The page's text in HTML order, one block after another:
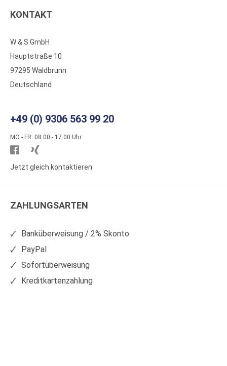
KONTAKT
W & S GmbH
Hauptstraße 10
97295 Waldbrunn
Deutschland
+49 (0) 9306 563 99 20
MO - FR: 08.00 - 17.00 Uhr
Besuchen
Sie
auf
Sie
auf
Jetzt gleich kontaktieren
ZAHLUNGSARTEN
Banküberweisung / 2% Skonto
PayPal
Sofortüberweisung
Kreditkartenzahlung